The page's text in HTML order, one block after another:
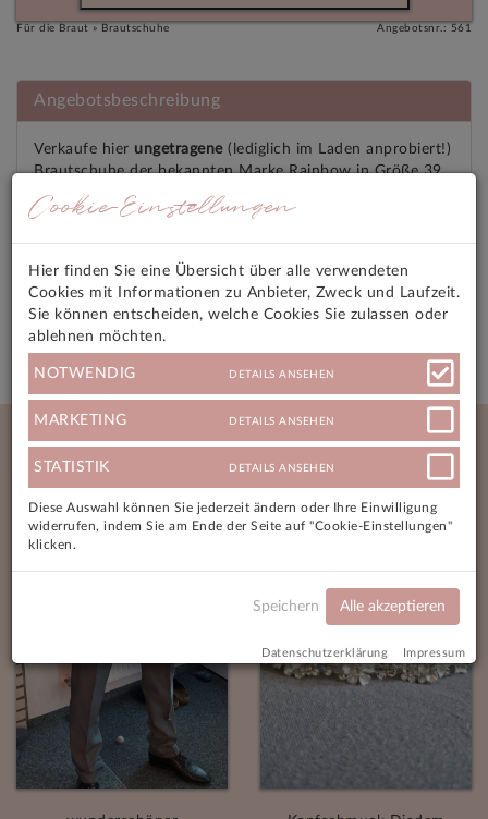
Für die Braut » Brautschuhe Angebotsnr.: 561
Angebotsbeschreibung
Verkaufe hier ungetragene(lediglich im Laden anprobiert!)
Brautschuhe der bekannten Marke Rainbow in Größe 39.
Bei Fragen gerne melden!
Angebotsmerkmale
Versandkosten
Neue Angebote
Cookie-Einstellungen
Hier finden Sie eine Übersicht über alle verwendeten
Cookies mit Informationen zu Anbieter, Zweck und Laufzeit.
Sie können entscheiden, welche Cookies Sie zulassen oder
ablehnen möchten.
NOTWENDIG DETAILS ANSEHEN
MARKETING DETAILS ANSEHEN
STATISTIK DETAILS ANSEHEN
Diese Auswahl können Sie jederzeit ändern oder Ihre Einwilligung
widerrufen, indem Sie am Ende der Seite auf "Cookie-Einstellungen"
klicken.
Speichern Alle akzeptieren
Datenschutzerklärung Impressum